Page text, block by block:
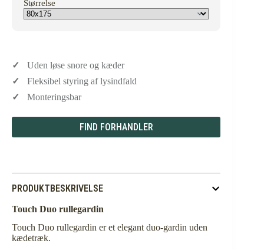
Størrelse
Uden løse snore og kæder
Fleksibel styring af lysindfald
Monteringsbar
FIND FORHANDLER
PRODUKTBESKRIVELSE
Touch Duo rullegardin
Touch Duo rullegardin er et elegant duo-gardin uden
kædetræk.